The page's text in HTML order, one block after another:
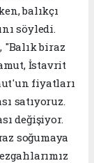
balıkçı
söyledi.
"Balık biraz
İstavrit
fiyatları
satıyoruz.
değişiyor.
soğumaya